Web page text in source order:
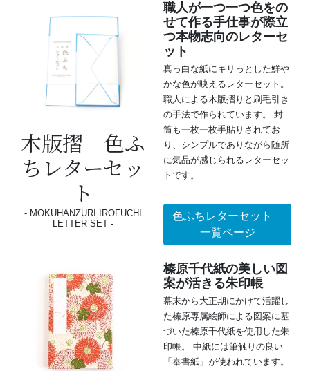
木版摺 色ふ
ちレターセッ
ト
MOKUHANZURI IROFUCHI
LETTER SET
職人が一つ一つ色をの
せて作る手仕事が際立
つ本物志向のレターセ
ット
真っ白な紙にキリっとした鮮や
かな色が映えるレターセット。
職人による木版摺りと刷毛引き
の手法で作られています。 封
筒も一枚一枚手貼りされてお
り、シンプルでありながら随所
に気品が感じられるレターセッ
トです。
色ふちレターセット
一覧ページ
榛原千代紙の美しい図
案が活きる朱印帳
幕末から大正期にかけて活躍し
た榛原専属絵師による図案に基
づいた榛原千代紙を使用した朱
印帳。 中紙には筆触りの良い
「奉書紙」が使われています。